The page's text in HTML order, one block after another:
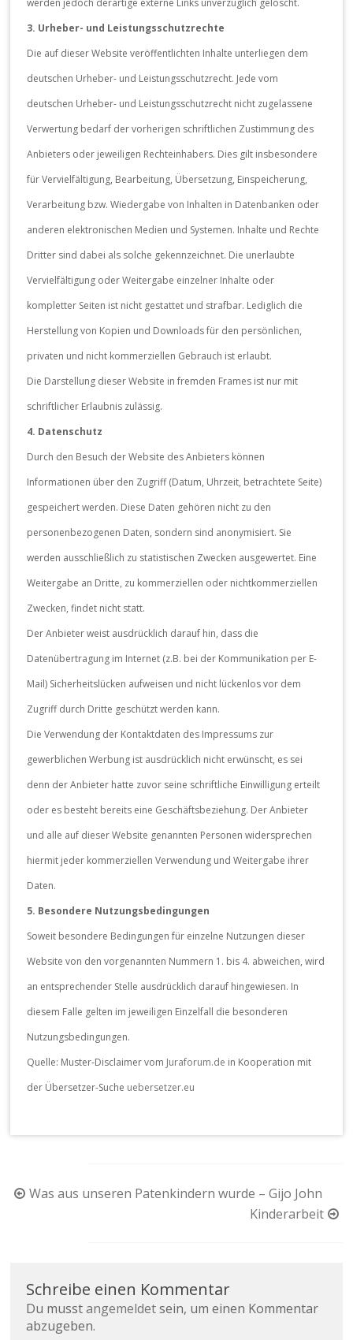
werden jedoch derartige externe Links unverzüglich gelöscht.
3. Urheber- und Leistungsschutzrechte
Die auf dieser Website veröffentlichten Inhalte unterliegen dem
deutschen Urheber- und Leistungsschutzrecht. Jede vom
deutschen Urheber- und Leistungsschutzrecht nicht zugelassene
Verwertung bedarf der vorherigen schriftlichen Zustimmung des
Anbieters oder jeweiligen Rechteinhabers. Dies gilt insbesondere
für Vervielfältigung, Bearbeitung, Übersetzung, Einspeicherung,
Verarbeitung bzw. Wiedergabe von Inhalten in Datenbanken oder
anderen elektronischen Medien und Systemen. Inhalte und Rechte
Dritter sind dabei als solche gekennzeichnet. Die unerlaubte
Vervielfältigung oder Weitergabe einzelner Inhalte oder
kompletter Seiten ist nicht gestattet und strafbar. Lediglich die
Herstellung von Kopien und Downloads für den persönlichen,
privaten und nicht kommerziellen Gebrauch ist erlaubt.
Die Darstellung dieser Website in fremden Frames ist nur mit
schriftlicher Erlaubnis zulässig.
4. Datenschutz
Durch den Besuch der Website des Anbieters können
Informationen über den Zugriff (Datum, Uhrzeit, betrachtete Seite)
gespeichert werden. Diese Daten gehören nicht zu den
personenbezogenen Daten, sondern sind anonymisiert. Sie
werden ausschließlich zu statistischen Zwecken ausgewertet. Eine
Weitergabe an Dritte, zu kommerziellen oder nichtkommerziellen
Zwecken, findet nicht statt.
Der Anbieter weist ausdrücklich darauf hin, dass die
Datenübertragung im Internet (z.B. bei der Kommunikation per E-
Mail) Sicherheitslücken aufweisen und nicht lückenlos vor dem
Zugriff durch Dritte geschützt werden kann.
Die Verwendung der Kontaktdaten des Impressums zur
gewerblichen Werbung ist ausdrücklich nicht erwünscht, es sei
denn der Anbieter hatte zuvor seine schriftliche Einwilligung erteilt
oder es besteht bereits eine Geschäftsbeziehung. Der Anbieter
und alle auf dieser Website genannten Personen widersprechen
hiermit jeder kommerziellen Verwendung und Weitergabe ihrer
Daten.
5. Besondere Nutzungsbedingungen
Soweit besondere Bedingungen für einzelne Nutzungen dieser
Website von den vorgenannten Nummern 1. bis 4. abweichen, wird
an entsprechender Stelle ausdrücklich darauf hingewiesen. In
diesem Falle gelten im jeweiligen Einzelfall die besonderen
Nutzungsbedingungen.
Quelle: Muster-Disclaimer vom Juraforum.de in Kooperation mit
der Übersetzer-Suche uebersetzer.eu
Beitragsnavigation
Was aus unseren Patenkindern wurde – Gijo John
Kinderarbeit
Schreibe einen Kommentar
Du musstangemeldetsein, um einen Kommentar
abzugeben.